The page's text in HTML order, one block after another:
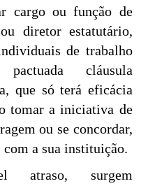
cargo ou função de
diretor estatutário,
de trabalho
cláusula
que só terá eficácia
tomar a iniciativa de
ou se concordar,
com a sua instituição.
atraso, surgem